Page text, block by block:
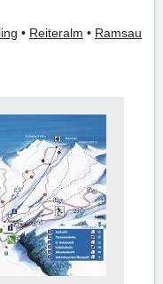
• Reiteralm • Ramsau